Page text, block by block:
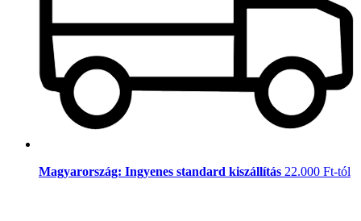
Magyarország: Ingyenes standard kiszállítás 22.000 Ft-tól